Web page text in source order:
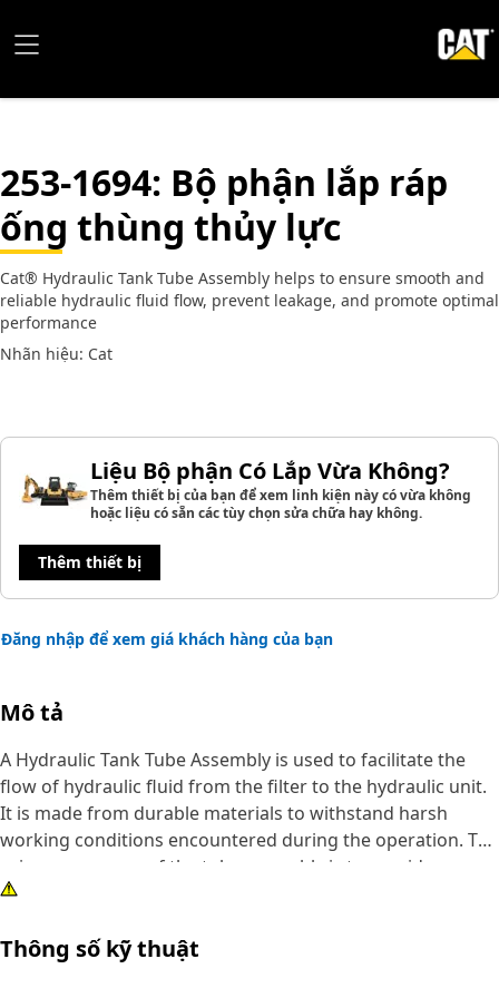
253-1694: Bộ phận lắp ráp
ống thùng thủy lực
Cat® Hydraulic Tank Tube Assembly helps to ensure smooth and
reliable hydraulic fluid flow, prevent leakage, and promote optimal
performance
Nhãn hiệu: Cat
Liệu Bộ phận Có Lắp Vừa Không?
Thêm thiết bị của bạn để xem linh kiện này có vừa không
hoặc liệu có sẵn các tùy chọn sửa chữa hay không.
Thêm thiết bị
Đăng nhập để xem giá khách hàng của bạn
Mô tả
A Hydraulic Tank Tube Assembly is used to facilitate the
flow of hydraulic fluid from the filter to the hydraulic unit.
It is made from durable materials to withstand harsh
working conditions encountered during the operation. The
primary purpose of the tube assembly is to provide a
pathway for the hydraulic fluid, enabling it to power
and motors.
Thông số kỹ thuật